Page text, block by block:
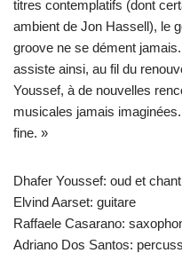
titres contemplatifs (dont
ambient de Jon Hassell), le
groove ne se dément
assiste ainsi, au fil du
Youssef, à de nouvelles
musicales jamais imaginées.
fine. »
Dhafer Youssef: oud et chant
Elvind Aarset: guitare
Raffaele Casarano:
Adriano Dos Santos: